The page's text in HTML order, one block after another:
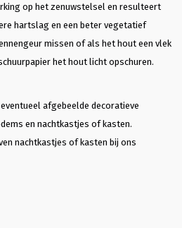
op het zenuwstelsel en resulteert
hartslag en een beter vegetatief
missen of als het hout een vlek
het hout licht opschuren.
afgebeelde decoratieve
en nachtkastjes of kasten.
nachtkastjes of kasten bij ons